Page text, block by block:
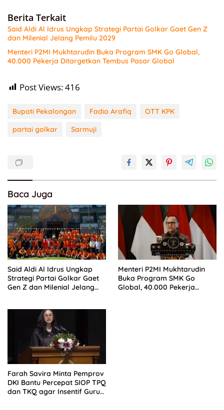
Berita Terkait
Said Aldi Al Idrus Ungkap Strategi Partai Golkar Gaet Gen Z
dan Milenial Jelang Pemilu 2029
Menteri P2MI Mukhtarudin Buka Program SMK Go Global,
40.000 Pekerja Ditargetkan Tembus Pasar Global
Post Views:416
Bupati Pekalongan Fadia Arafiq
OTT KPK
partai golkar
Sarmuji
Baca Juga
Said Aldi Al Idrus Ungkap
Strategi Partai Golkar Gaet
Gen Z dan Milenial Jelang
Menteri P2MI Mukhtarudin
Buka Program SMK Go
Global, 40.000 Pekerja
Farah Savira Minta Pemprov
DKI Bantu Percepat SIOP TPQ
dan TKQ agar Insentif Guru